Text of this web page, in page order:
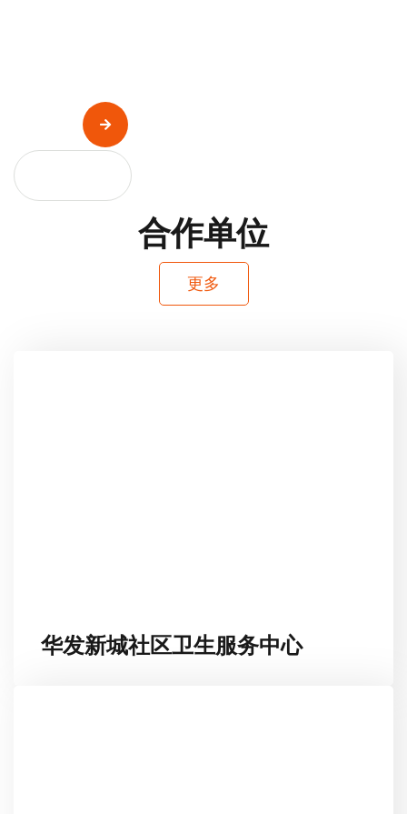

合作单位
更多
华发新城社区卫生服务中心